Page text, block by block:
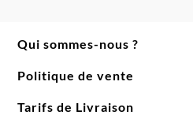
Qui sommes-nous ?
Politique de vente
Tarifs de Livraison